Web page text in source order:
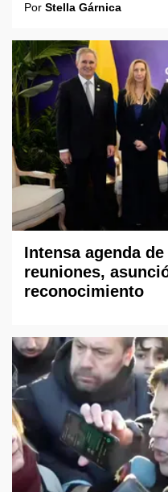
Por Stella Gárnica
Intensa agenda
reuniones,
reconocimiento